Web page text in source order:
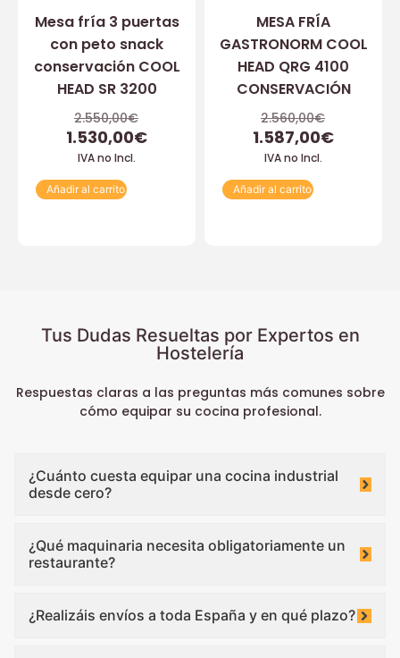
Mesa fría 3 puertas
con peto snack
conservación COOL
HEAD SR 3200
2.550,00€
1.530,00€
IVA no Incl.
Añadir al carrito
MESA FRÍA
GASTRONORM COOL
HEAD QRG 4100
CONSERVACIÓN
2.560,00€
1.587,00€
IVA no Incl.
Añadir al carrito
Tus Dudas Resueltas por Expertos en
Hostelería
Respuestas claras a las preguntas más comunes sobre
cómo equipar su cocina profesional.
¿Cuánto cuesta equipar una cocina industrial
desde cero?
¿Qué maquinaria necesita obligatoriamente un
restaurante?
¿Realizáis envíos a toda España y en qué plazo?